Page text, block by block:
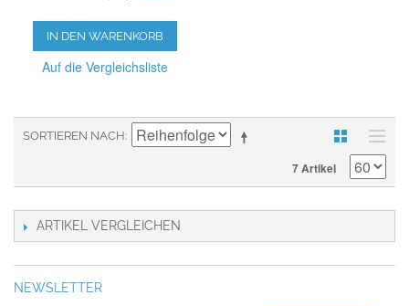
IN DEN WARENKORB
Auf die Vergleichsliste
SORTIEREN NACH
7 Artikel
ARTIKEL VERGLEICHEN
NEWSLETTER